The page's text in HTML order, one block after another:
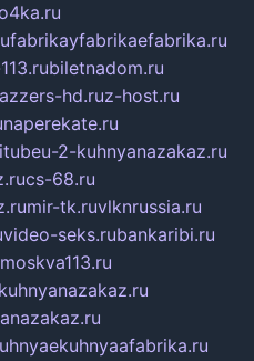
fabrikayfabrikaefabrika.ru
biletnadom.ru
hd.ruz-host.ru
naperekate.ru
2-kuhnyanazakaz.ru
cs-68.ru
mir-tk.ruvlknrussia.ru
video-seks.rubankaribi.ru